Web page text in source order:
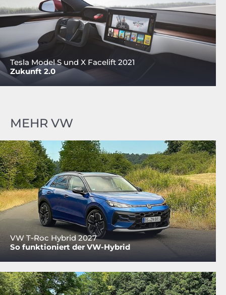
Tesla Model S und X Facelift 2021
Zukunft 2.0
MEHR VW
VW T-Roc Hybrid 2027
So funktioniert der VW-Hybrid